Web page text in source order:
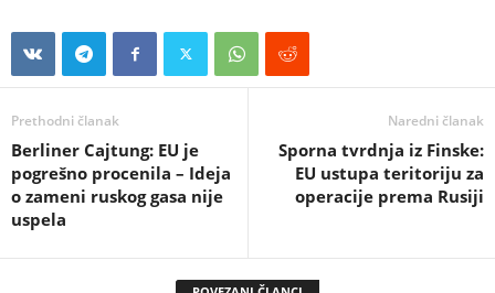
Prethodni članak
Berliner Cajtung: EU je
pogrešno procenila – Ideja
o zameni ruskog gasa nije
uspela
Naredni članak
Sporna tvrdnja iz Finske:
EU ustupa teritoriju za
operacije prema Rusiji